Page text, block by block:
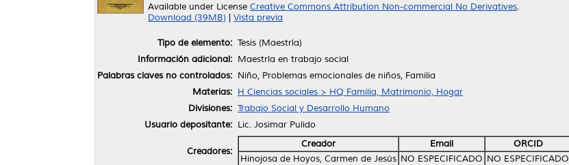
Available under License Creative Commons Attribution Non-commercial No Derivatives.
Download (39MB)
Vista previa
Tipo de elemento: Tesis (Maestría)
Información adicional: Maestría en trabajo social
Palabras claves no controlados: Niño, Problemas emocionales de niños, Familia
Materias: H Ciencias sociales > HQ Familia, Matrimonio, Hogar
Divisiones: Trabajo Social y Desarrollo Humano
Usuario depositante: Lic. Josimar Pulido
Creadores:
Creador Email
ORCID
Hinojosa de Hoyos, Carmen de Jesús NO ESPECIFICADO NO ESPECIFICADO